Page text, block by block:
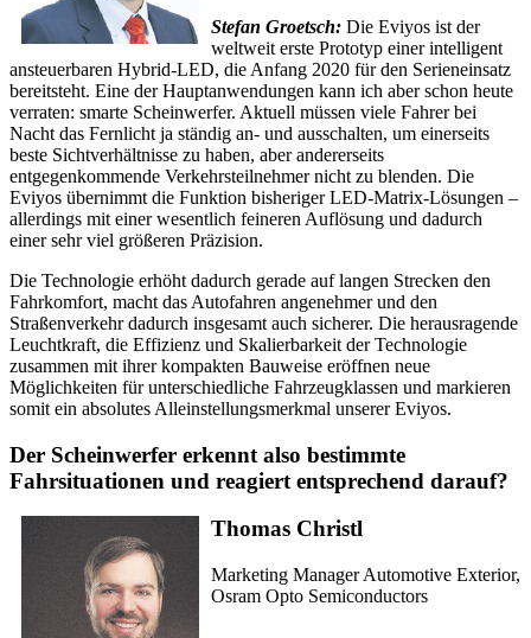
Stefan Groetsch: Die Eviyos ist der
weltweit erste Prototyp einer intelligent
ansteuerbaren Hybrid-LED, die Anfang 2020 für den Serieneinsatz
bereitsteht. Eine der Hauptanwendungen kann ich aber schon heute
verraten: smarte Scheinwerfer. Aktuell müssen viele Fahrer bei
Nacht das Fernlicht ja ständig an- und ausschalten, um einerseits
beste Sichtverhältnisse zu haben, aber andererseits
entgegenkommende Verkehrsteilnehmer nicht zu blenden. Die
Eviyos übernimmt die Funktion bisheriger LED-Matrix-Lösungen –
allerdings mit einer wesentlich feineren Auflösung und dadurch
einer sehr viel größeren Präzision.
Die Technologie erhöht dadurch gerade auf langen Strecken den
Fahrkomfort, macht das Autofahren angenehmer und den
Straßenverkehr dadurch insgesamt auch sicherer. Die herausragende
Leuchtkraft, die Effizienz und Skalierbarkeit der Technologie
zusammen mit ihrer kompakten Bauweise eröffnen neue
Möglichkeiten für unterschiedliche Fahrzeugklassen und markieren
somit ein absolutes Alleinstellungsmerkmal unserer Eviyos.
Der Scheinwerfer erkennt also bestimmte
Fahrsituationen und reagiert entsprechend darauf?
Thomas Christl
Marketing Manager Automotive Exterior,
Osram Opto Semiconductors